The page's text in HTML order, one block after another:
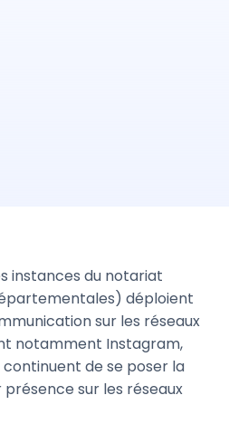
instances du notariat
déploient
sur les réseaux
notamment Instagram,
de se poser la
sur les réseaux